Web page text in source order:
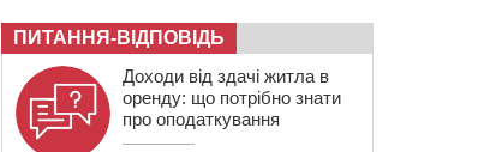
ПИТАННЯ-ВІДПОВІДЬ
Доходи від здачі житла в
оренду: що потрібно знати
про оподаткування